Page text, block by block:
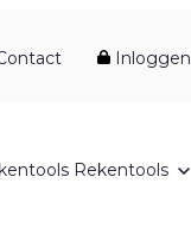
Inloggen
Rekentools